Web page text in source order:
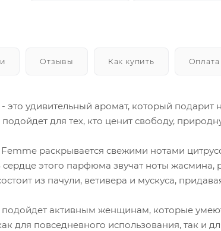
Отзывы Как купить Оплата
это удивительный аромат, который
для тех, кто ценит свободу,
раскрывается свежими нотами
сердце этого парфюма звучат ноты
из пачули, ветивера и мускуса,
подойдет активным женщинам, которые
для повседневного использования, так и